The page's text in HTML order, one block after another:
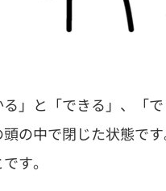
る」と「できる」、「
頭の中で閉じた状態で
す。